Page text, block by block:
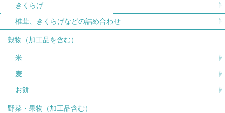
きくらげ
椎茸、きくらげなどの詰め合わせ
穀物（加工品を含む）
米
麦
お餅
野菜・果物（加工品含む）